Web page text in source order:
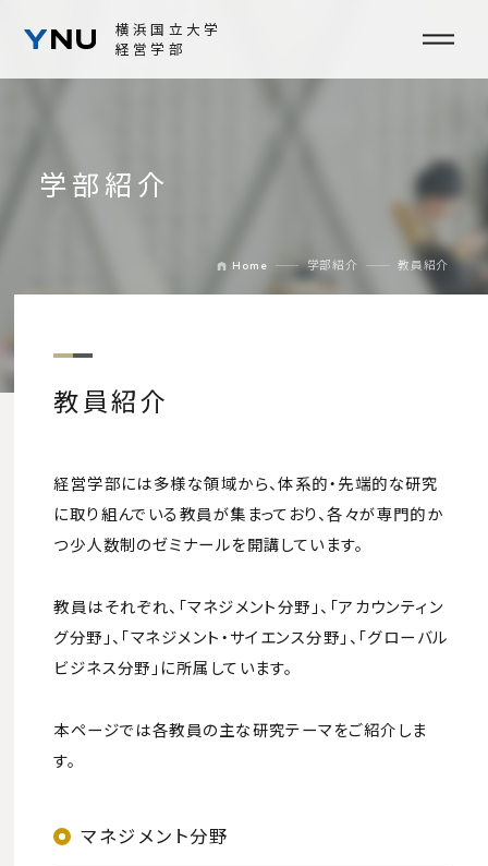
横浜国立大学
経営学部
FAQ
ディプロマ・ポリシー
カリキュラム・ポリシー
アドミッションポリシー
教育
学部紹介
Home 学部紹介 教員紹介
教員紹介
経営学部には多様な領域から、体系的・先端的な研究
に取り組んでいる教員が集まっており、各々が専門的か
つ少人数制のゼミナールを開講しています。
教員はそれぞれ、「マネジメント分野」、「アカウンティン
グ分野」、「マネジメント・サイエンス分野」、「グローバル
ビジネス分野」に所属しています。
本ページでは各教員の主な研究テーマをご紹介しま
す。
マネジメント分野